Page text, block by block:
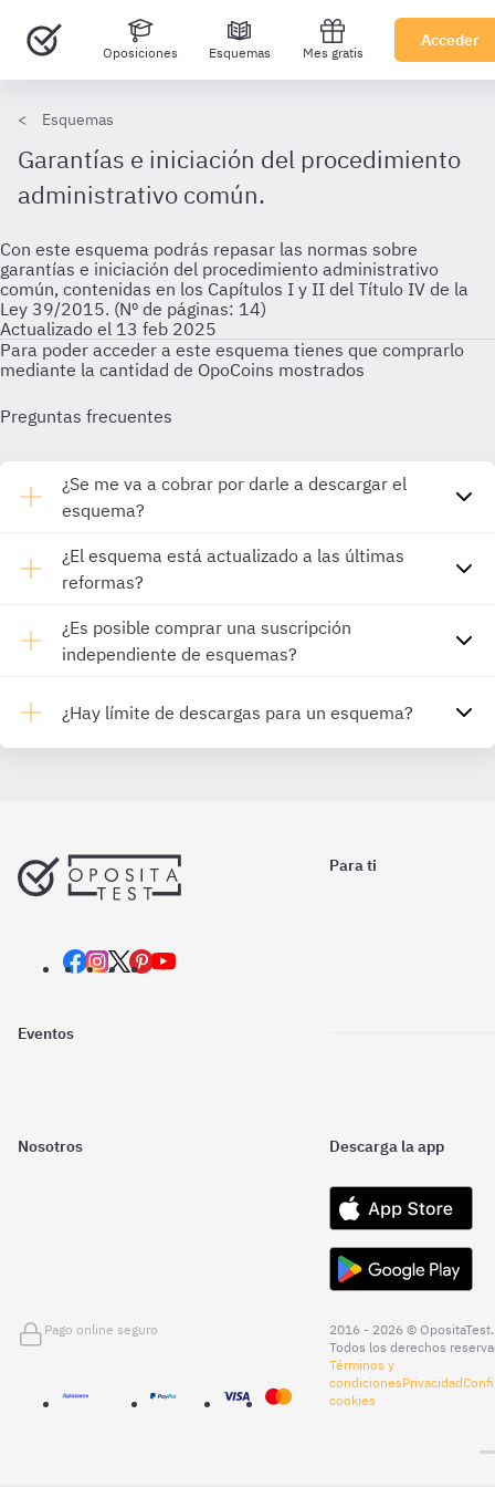
Oposiciones Esquemas Mes gratis
Acceder
Esquemas
Garantías e iniciación del procedimiento
administrativo común.
Con este esquema podrás repasar las normas sobre
garantías e iniciación del procedimiento administrativo
común, contenidas en los Capítulos I y II del Título IV de la
Ley 39/2015. (Nº de páginas: 14)
Actualizado el 13 feb 2025
Para poder acceder a este esquema tienes que comprarlo
mediante la cantidad de OpoCoins mostrados
Preguntas frecuentes
¿Se me va a cobrar por darle a descargar el
esquema?
¿El esquema está actualizado a las últimas
reformas?
¿Es posible comprar una suscripción
independiente de esquemas?
¿Hay límite de descargas para un esquema?
Para ti
Eventos
Nosotros Descarga la app
Pago online seguro
2016 - 2026 © OpositaTest.
Todos los derechos
Términos y
condicionesPrivacidad
cookies